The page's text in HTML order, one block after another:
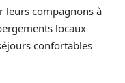
leurs compagnons à
locaux
confortables